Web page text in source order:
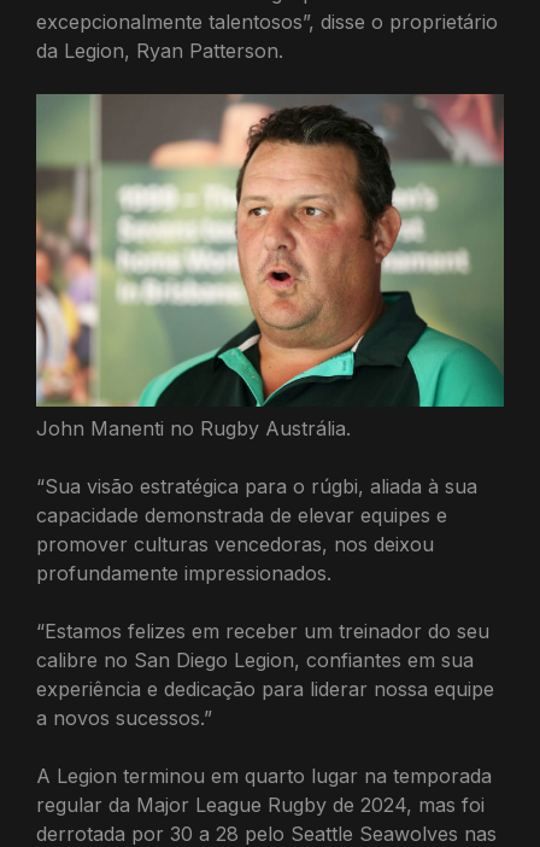
excepcionalmente talentosos”, disse o proprietário
da Legion, Ryan Patterson.
John Manenti no Rugby Austrália.
“Sua visão estratégica para o rúgbi, aliada à sua
capacidade demonstrada de elevar equipes e
promover culturas vencedoras, nos deixou
profundamente impressionados.
“Estamos felizes em receber um treinador do seu
calibre no San Diego Legion, confiantes em sua
experiência e dedicação para liderar nossa equipe
a novos sucessos.”
A Legion terminou em quarto lugar na temporada
regular da Major League Rugby de 2024, mas foi
derrotada por 30 a 28 pelo Seattle Seawolves nas